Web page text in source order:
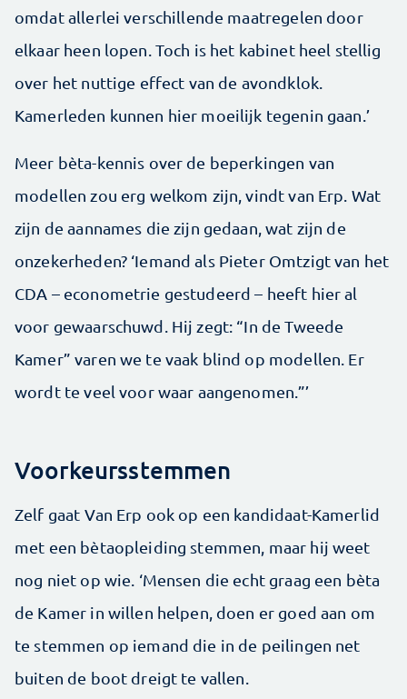
omdat allerlei verschillende maatregelen door
elkaar heen lopen. Toch is het kabinet heel stellig
over het nuttige effect van de avondklok.
Kamerleden kunnen hier moeilijk tegenin gaan.’
Meer bèta-kennis over de beperkingen van
modellen zou erg welkom zijn, vindt van Erp. Wat
zijn de aannames die zijn gedaan, wat zijn de
onzekerheden? ‘Iemand als Pieter Omtzigt van het
CDA – econometrie gestudeerd – heeft hier al
voor gewaarschuwd. Hij zegt: “In de Tweede
Kamer” varen we te vaak blind op modellen. Er
wordt te veel voor waar aangenomen.”’
Voorkeursstemmen
Zelf gaat Van Erp ook op een kandidaat-Kamerlid
met een bètaopleiding stemmen, maar hij weet
nog niet op wie. ‘Mensen die echt graag een bèta
de Kamer in willen helpen, doen er goed aan om
te stemmen op iemand die in de peilingen net
buiten de boot dreigt te vallen.